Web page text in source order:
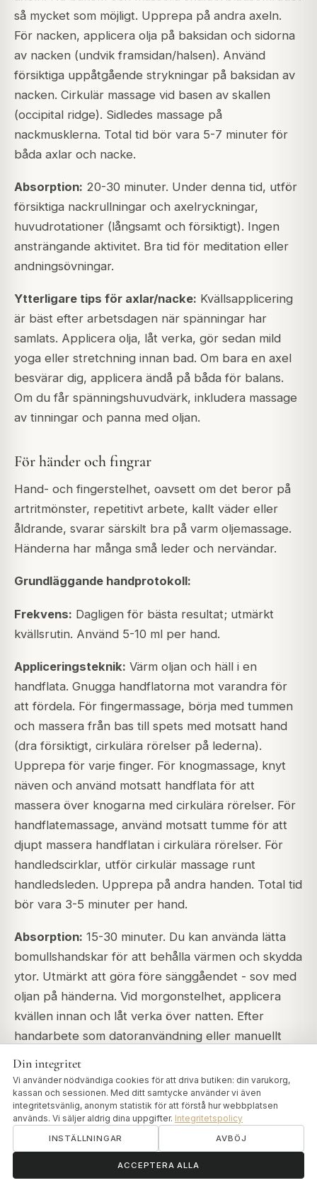
så mycket som möjligt. Upprepa på andra axeln.
För nacken, applicera olja på baksidan och sidorna
av nacken (undvik framsidan/halsen). Använd
försiktiga uppåtgående strykningar på baksidan av
nacken. Cirkulär massage vid basen av skallen
(occipital ridge). Sidledes massage på
nackmusklerna. Total tid bör vara 5-7 minuter för
båda axlar och nacke.
Absorption: 20-30 minuter. Under denna tid, utför
försiktiga nackrullningar och axelryckningar,
huvudrotationer (långsamt och försiktigt). Ingen
ansträngande aktivitet. Bra tid för meditation eller
andningsövningar.
Ytterligare tips för axlar/nacke: Kvällsapplicering
är bäst efter arbetsdagen när spänningar har
samlats. Applicera olja, låt verka, gör sedan mild
yoga eller stretchning innan bad. Om bara en axel
besvärar dig, applicera ändå på båda för balans.
Om du får spänningshuvudvärk, inkludera massage
av tinningar och panna med oljan.
För händer och fingrar
Hand- och fingerstelhet, oavsett om det beror på
artritmönster, repetitivt arbete, kallt väder eller
åldrande, svarar särskilt bra på varm oljemassage.
Händerna har många små leder och nervändar.
Grundläggande handprotokoll:
Frekvens: Dagligen för bästa resultat; utmärkt
kvällsrutin. Använd 5-10 ml per hand.
Appliceringsteknik: Värm oljan och häll i en
handflata. Gnugga handflatorna mot varandra för
att fördela. För fingermassage, börja med tummen
och massera från bas till spets med motsatt hand
(dra försiktigt, cirkulära rörelser på lederna).
Upprepa för varje finger. För knogmassage, knyt
näven och använd motsatt handflata för att
massera över knogarna med cirkulära rörelser. För
handflatemassage, använd motsatt tumme för att
djupt massera handflatan i cirkulära rörelser. För
handledscirklar, utför cirkulär massage runt
handledsleden. Upprepa på andra handen. Total tid
bör vara 3-5 minuter per hand.
Absorption: 15-30 minuter. Du kan använda lätta
bomullshandskar för att behålla värmen och skydda
ytor. Utmärkt att göra före sänggåendet - sov med
oljan på händerna. Vid morgonstelhet, applicera
kvällen innan och låt verka över natten. Efter
handarbete som datoranvändning eller manuellt
ledstöd. Daglig applicering hjälper avsevärt mot
handstelhet i kallt väder.
För fötter och fotleder
Fot- och fotledskomfort påverkar allt - balans,
ॐ
Din integritet
Vi använder nödvändiga cookies för att driva butiken: din varukorg,
kassan och sessionen. Med ditt samtycke använder vi även
integritetsvänlig, anonym statistik för att förstå hur webbplatsen
används. Vi säljer aldrig dina uppgifter. Integritetspolicy
INSTÄLLNINGAR AVBÖJ
ACCEPTERA ALLA